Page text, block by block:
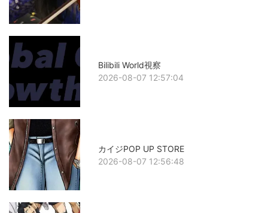
Bilibili World視察
2026-08-07 12:57:04
カイジPOP UP STORE
2026-08-07 12:56:48